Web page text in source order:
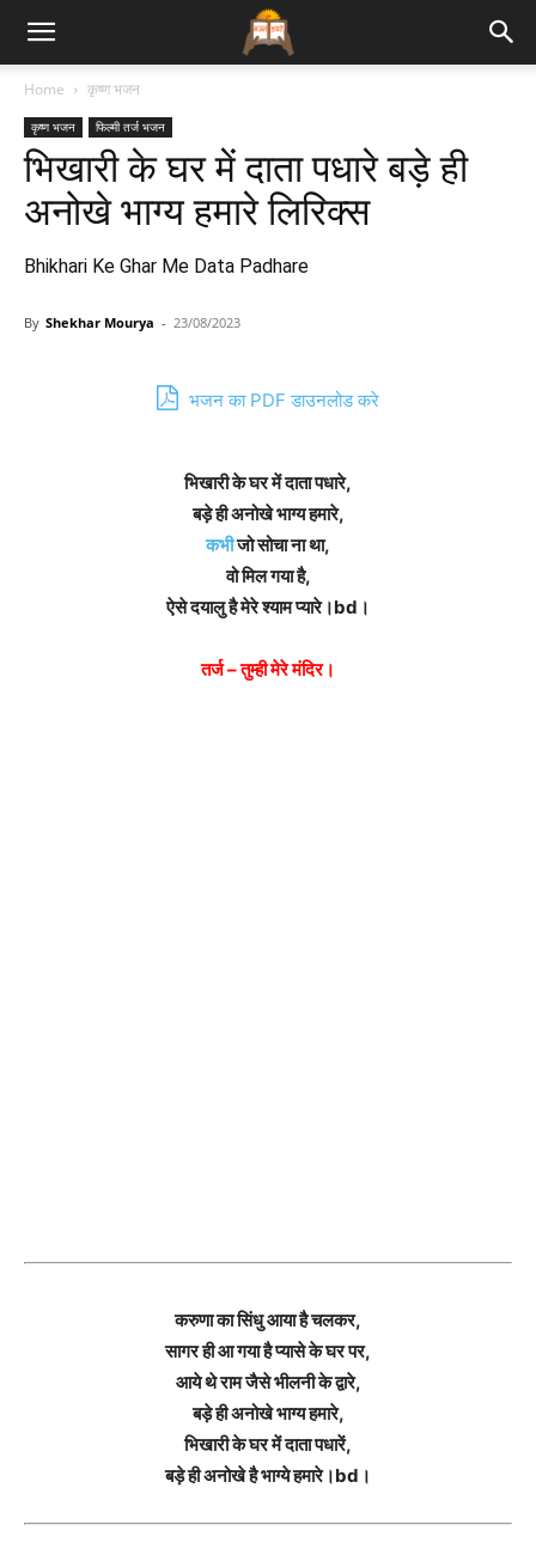
Bhajan
Lyrics
Home कृष्ण भजन
कृष्ण भजन फिल्मी तर्ज भजन
भिखारी के घर में दाता पधारे बड़े ही
अनोखे भाग्य हमारे लिरिक्स
Bhikhari Ke Ghar Me Data Padhare
By Shekhar Mourya - 23/08/2023
भजन का PDF डाउनलोड करे
भिखारी के घर में दाता पधारे,
बड़े ही अनोखे भाग्य हमारे,
कभीजो सोचा ना था,
वो मिल गया है,
ऐसे दयालु है मेरे श्याम प्यारे।bd।
तर्ज – तुम्ही मेरे मंदिर।
करुणा का सिंधु आया है चलकर,
सागर ही आ गया है प्यासे के घर पर,
आये थे राम जैसे भीलनी के द्वारे,
बड़े ही अनोखे भाग्य हमारे,
भिखारी के घर में दाता पधारें,
बड़े ही अनोखे है भाग्ये हमारे।bd।